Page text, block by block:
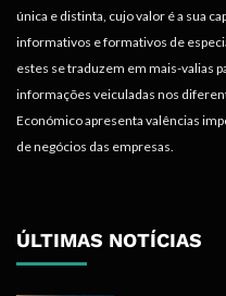
única e distinta, cujo valor é a sua
informativos e formativos de
estes se traduzem em mais-valias
informações veiculadas nos
Económico apresenta valências
de negócios das empresas.
ÚLTIMAS NOTÍCIAS